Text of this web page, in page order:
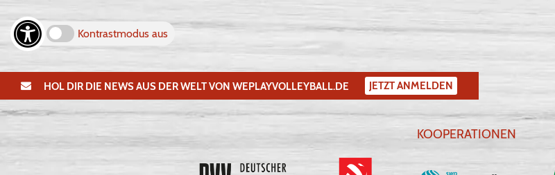
Kontrastmodus aus
HOL DIR DIE NEWS AUS DER WELT VON WEPLAYVOLLEYBALL.DE JETZT ANMELDEN
KOOPERATIONEN